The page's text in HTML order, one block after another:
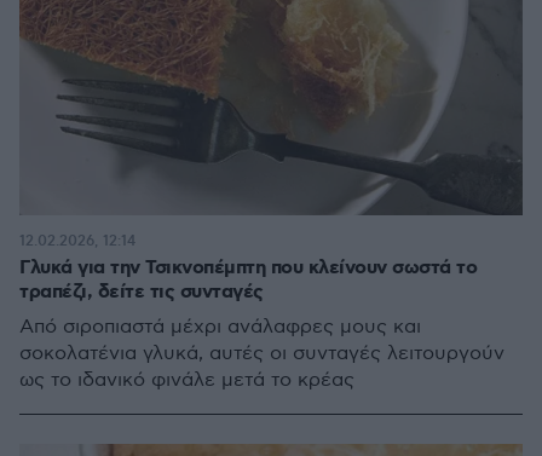
Γλυκά για την Τσικνοπέμπτη που κλείνουν σωστά το
τραπέζι, δείτε τις συνταγές
Από σιροπιαστά μέχρι ανάλαφρες μους και
σοκολατένια γλυκά, αυτές οι συνταγές λειτουργούν
ως το ιδανικό φινάλε μετά το κρέας
12.02.2026, 12:14